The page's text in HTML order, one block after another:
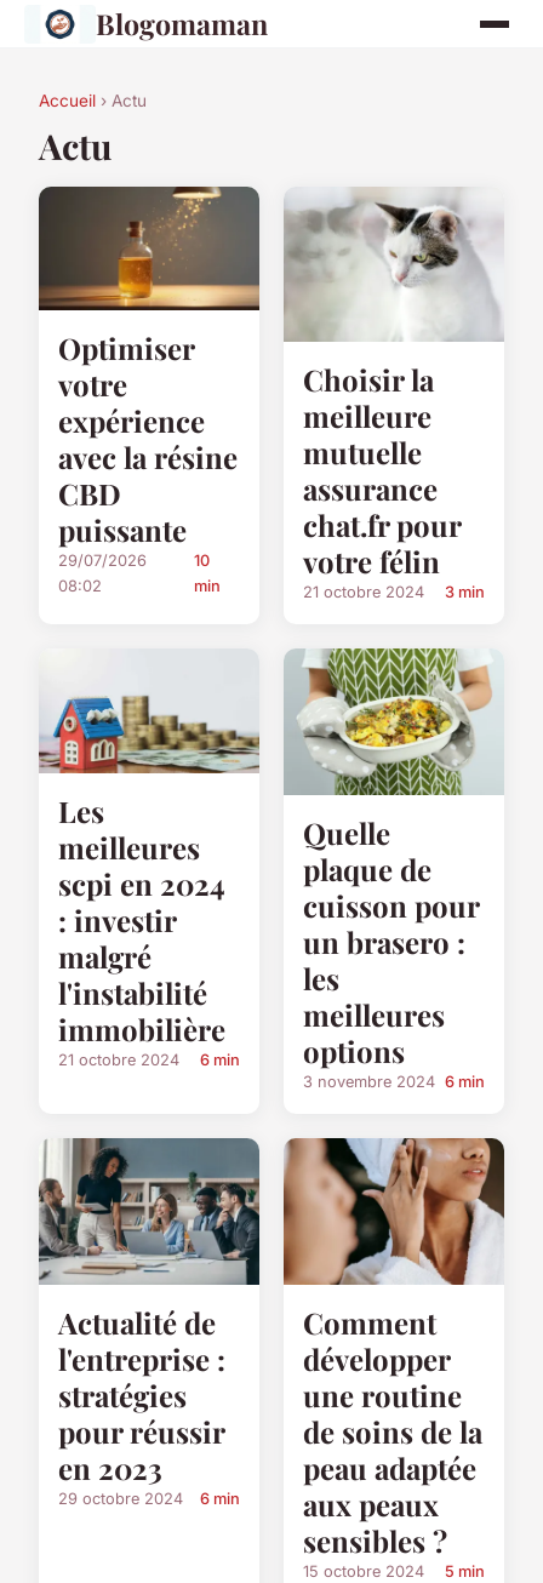
Blogomaman
Accueil › Actu
Actu
Optimiser
votre
expérience
avec la résine
CBD
puissante
29/07/2026
08:02
10
min
Choisir la
meilleure
mutuelle
assurance
chat.fr pour
votre félin
21 octobre 2024 3 min
Les
meilleures
scpi en 2024
: investir
malgré
l'instabilité
immobilière
21 octobre 2024 6 min
Quelle
plaque de
cuisson pour
un brasero :
les
meilleures
options
3 novembre 2024 6 min
Actualité de
l'entreprise :
stratégies
pour réussir
en 2023
29 octobre 2024 6 min
Comment
développer
une routine
de soins de la
peau adaptée
aux peaux
sensibles ?
15 octobre 2024 5 min